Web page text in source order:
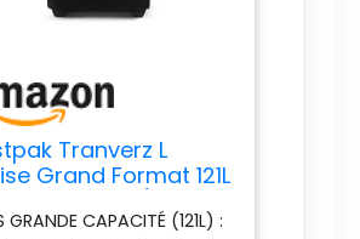
Tranverz L
Grand Format 121L
valise de
GRANDE CAPACITÉ (121L) :